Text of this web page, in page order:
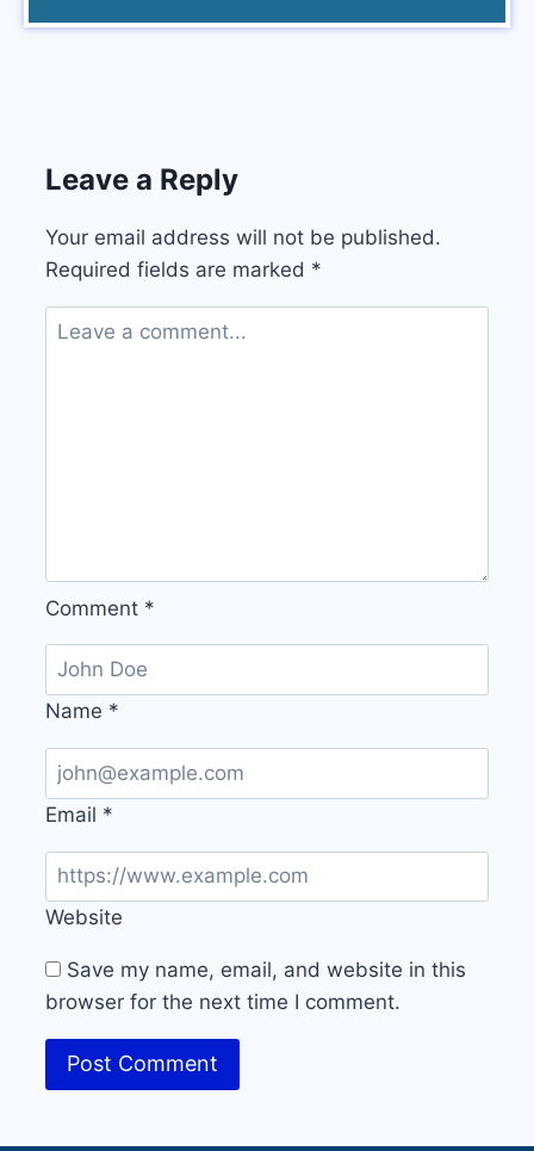
Leave a Reply
Your email address will not be published.
Required fields are marked *
Comment *
Name *
Email *
Website
Save my name, email, and website in this
browser for the next time I comment.